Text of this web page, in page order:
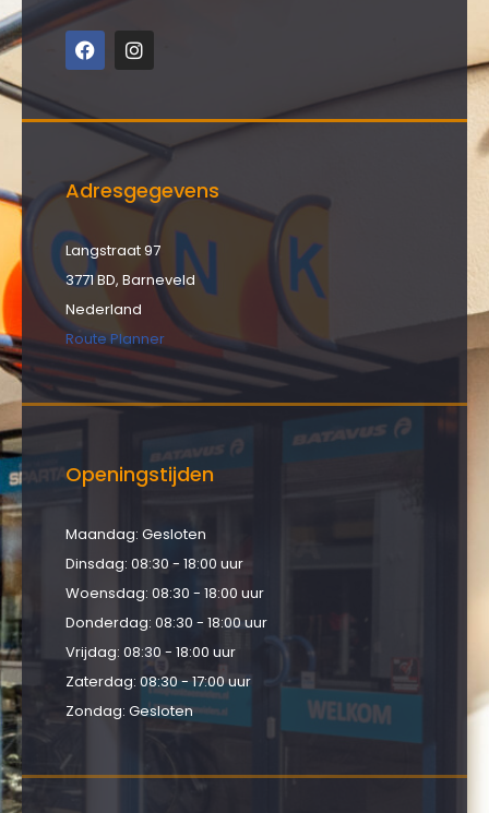
Adresgegevens
Langstraat 97
3771 BD, Barneveld
Nederland
Route Planner
Openingstijden
Maandag: Gesloten
Dinsdag: 08:30 - 18:00 uur
Woensdag: 08:30 - 18:00 uur
Donderdag: 08:30 - 18:00 uur
Vrijdag: 08:30 - 18:00 uur
Zaterdag: 08:30 - 17:00 uur
Zondag: Gesloten